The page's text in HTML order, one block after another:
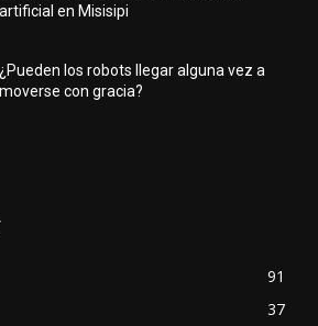
artificial en Misisipi
¿Pueden los robots llegar alguna vez a
moverse con gracia?
91
37